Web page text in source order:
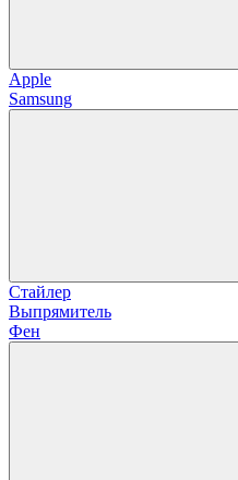
Apple
Samsung
Стайлер
Выпрямитель
Фен